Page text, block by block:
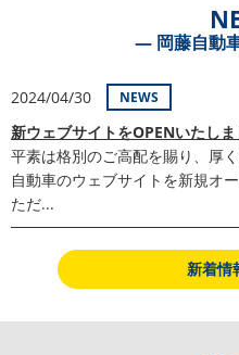
― 岡藤自動
2024/04/30 NEWS
新ウェブサイトをOPENいたしま
平素は格別のご高配を賜り、厚
自動車のウェブサイトを新規オ
ただ...
新着情